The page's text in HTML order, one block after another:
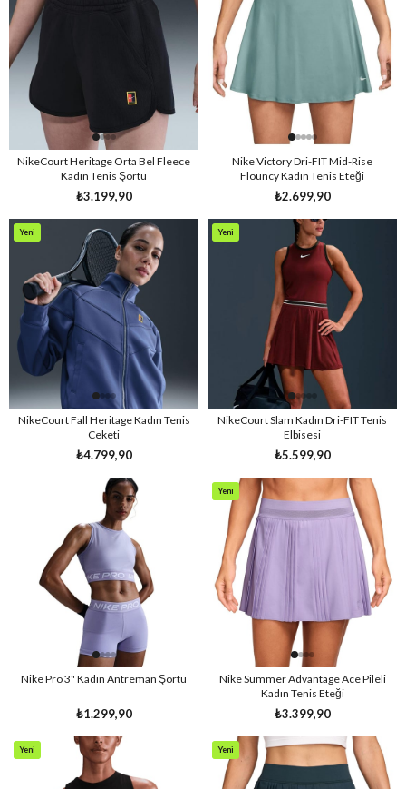
NikeCourt Heritage Orta Bel Fleece
Kadın Tenis Şortu
₺3.199,90
Nike Victory Dri-FIT Mid-Rise
Flouncy Kadın Tenis Eteği
₺2.699,90
NikeCourt Fall Heritage Kadın Tenis
Ceketi
₺4.799,90
Yeni
NikeCourt Slam Kadın Dri-FIT Tenis
Elbisesi
₺5.599,90
Yeni
Nike Pro 3" Kadın Antreman Şortu
₺1.299,90
Nike Summer Advantage Ace Pileli
Kadın Tenis Eteği
₺3.399,90
Yeni
Ürün
Yeni
Yeni
Ürün